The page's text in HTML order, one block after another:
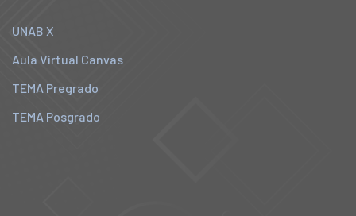
UNAB X
Aula Virtual Canvas
TEMA Pregrado
TEMA Posgrado